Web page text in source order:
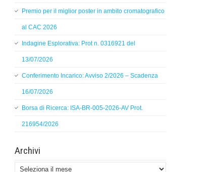
Premio per il miglior poster in ambito cromatografico
al CAC 2026
Indagine Esplorativa: Prot n. 0316921 del
13/07/2026
Conferimento Incarico: Avviso 2/2026 – Scadenza
16/07/2026
Borsa di Ricerca: ISA-BR-005-2026-AV Prot.
216954/2026
Archivi
Archivi